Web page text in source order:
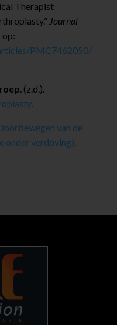
Therapist
Journal
op:
PMC7462050/
. (z.d.).
.
van de
onder verdoving).